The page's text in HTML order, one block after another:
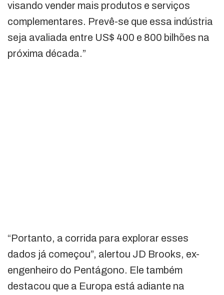
visando vender mais produtos e serviços
complementares. Prevê-se que essa indústria
seja avaliada entre US$ 400 e 800 bilhões na
próxima década.”
“Portanto, a corrida para explorar esses
dados já começou”, alertou JD Brooks, ex-
engenheiro do Pentágono. Ele também
destacou que a Europa está adiante na